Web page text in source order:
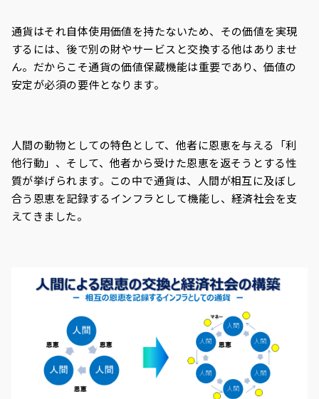
通貨はそれ自体使用価値を持たないため、その価値を実現
するには、後で別の財やサービスと交換する他はありませ
ん。だからこそ通貨の価値保蔵機能は重要であり、価値の
安定が必須の要件となります。
人間の動物としての特色として、他者に恩恵を与える「利
他行動」、そして、他者から受けた恩恵を返そうとする性
質が挙げられます。この中で通貨は、人間が相互に及ぼし
合う恩恵を記録するインフラとして機能し、経済社会を支
えてきました。